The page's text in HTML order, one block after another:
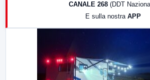
CANALE 268 (DDT
E sulla nostra APP